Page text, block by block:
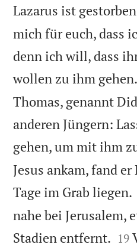
Lazarus ist
mich für euch, dass
denn ich will, dass
wollen zu ihm gehen.
Thomas, genannt
anderen Jüngern:
gehen, um mit ihm
Jesus ankam, fand
Tage im Grab liegen.
nahe bei Jerusalem,
Stadien entfernt. 

19